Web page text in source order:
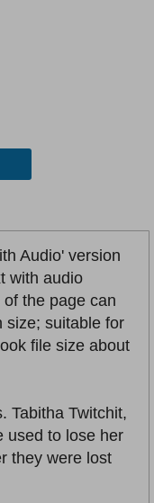
Audio' version
with audio
the page can
size; suitable for
file size about
Tabitha Twitchit,
used to lose her
they were lost